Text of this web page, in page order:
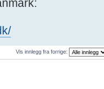
Vis innlegg fra forrige: